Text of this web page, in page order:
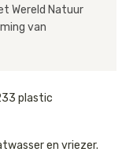
kop vasthouden
12 cm, diameter
maar ook een
verpakkingen
als gecertificeerd
inzetten tegen
Wereld Natuur
van
plastic
en vriezer.